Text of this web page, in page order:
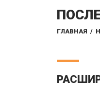
ГЛАВНАЯ /